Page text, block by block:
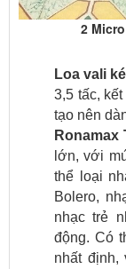
2
Loa vali
3,5 tấc,
tạo nên
Ronamax
lớn, với
thể loại
Bolero,
nhạc trẻ
động. Có
nhất định,